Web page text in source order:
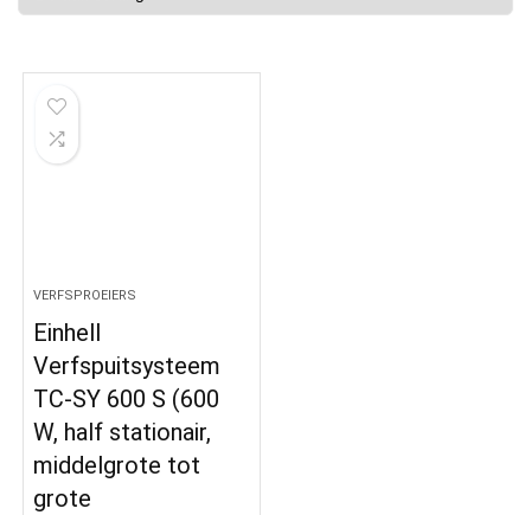
VERFSPROEIERS
Einhell
Verfspuitsysteem
TC-SY 600 S (600
W, half stationair,
middelgrote tot
grote